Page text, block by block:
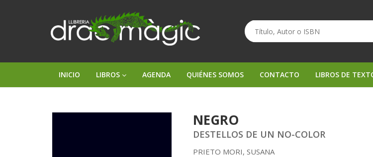
INICIO LIBROS AGENDA QUIÉNES SOMOS CONTACTO LIBROS DE
NEGRO
DESTELLOS DE UN NO-COLOR
PRIETO MORI, SUSANA